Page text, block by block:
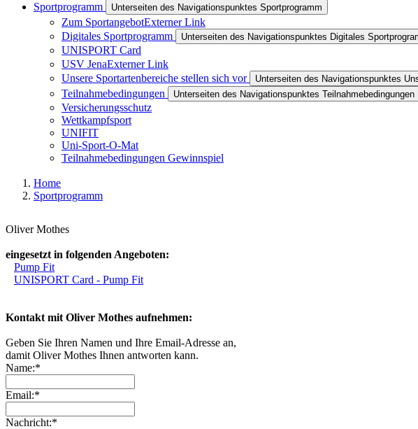
Sportprogramm Unterseiten des Navigationspunktes Sportprogramm
Zum SportangebotExterner Link
Digitales Sportprogramm
Unterseiten des Navigationspunktes Digitales
UNISPORT Card
USV JenaExterner Link
Unsere Sportartenbereiche stellen sich vor
Unterseiten des Navigationspunktes
Teilnahmebedingungen Unterseiten des Navigationspunktes Teilnahmebedingungen
Versicherungsschutz
Wettkampfsport
UNIFIT
Uni-Sport-O-Mat
Teilnahmebedingungen Gewinnspiel
Home
Sportprogramm
Oliver Mothes
eingesetzt in folgenden Angeboten:
Pump Fit
UNISPORT Card - Pump Fit
Kontakt mit Oliver Mothes aufnehmen:
Geben Sie Ihren Namen und Ihre Email-Adresse an,
damit Oliver Mothes Ihnen antworten kann.
Name:*
Email:*
Nachricht:*